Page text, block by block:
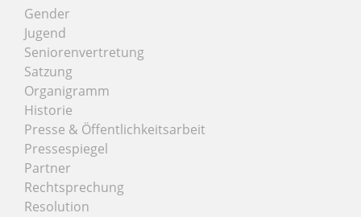
Gender
Jugend
Seniorenvertretung
Satzung
Organigramm
Historie
Presse & Öffentlichkeitsarbeit
Pressespiegel
Partner
Rechtsprechung
Resolution